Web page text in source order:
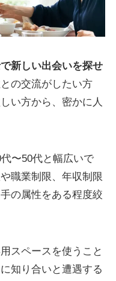
新しい出会いを探せ
の交流がしたい方
い方から、密かに人
〜50代と幅広いで
職業制限、年収制限
の属性をある程度絞
スペースを使うこと
知り合いと遭遇する